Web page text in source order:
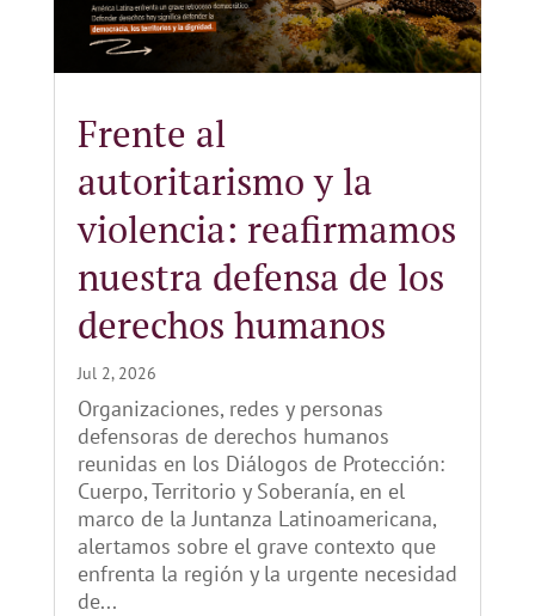
Frente al
autoritarismo y la
violencia: reafirmamos
nuestra defensa de los
derechos humanos
Jul 2, 2026
Organizaciones, redes y personas
defensoras de derechos humanos
reunidas en los Diálogos de Protección:
Cuerpo, Territorio y Soberanía, en el
marco de la Juntanza Latinoamericana,
alertamos sobre el grave contexto que
enfrenta la región y la urgente necesidad
de...